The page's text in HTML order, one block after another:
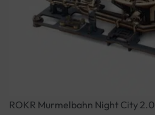
ROKR Murmelbahn Night City 2.0